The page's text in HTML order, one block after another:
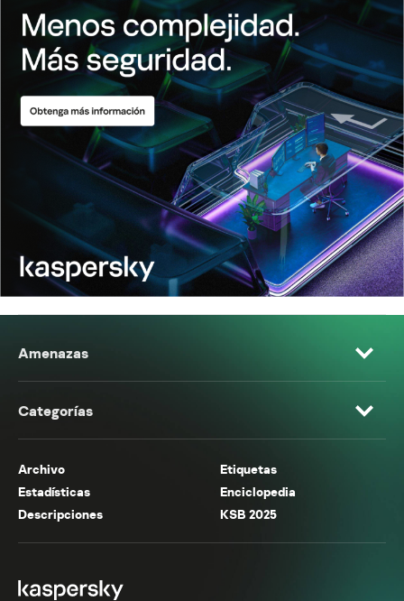
Amenazas
Categorías
Archivo
Etiquetas
Estadísticas
Enciclopedia
Descripciones
KSB 2025